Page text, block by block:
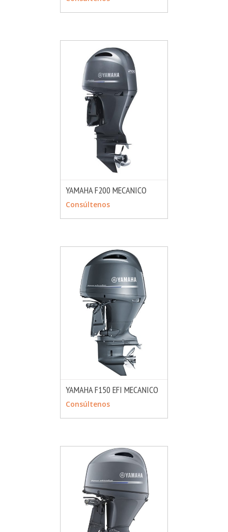
CONSULTAR
YAMAHA F200 MECANICO
Consúltenos
YAMAHA F150 EFI MECANICO
Consúltenos